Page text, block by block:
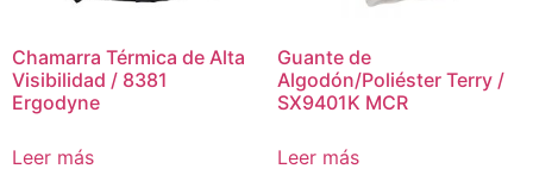
Chamarra Térmica de Alta
Visibilidad / 8381
Ergodyne
Leer más
Guante de
Algodón/Poliéster Terry /
SX9401K MCR
Leer más